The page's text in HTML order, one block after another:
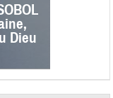
Dieu